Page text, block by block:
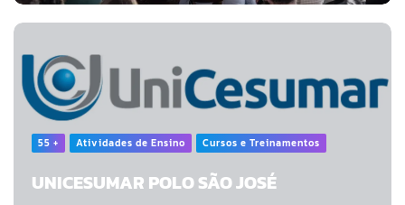
55 + Atividades de Ensino Cursos e Treinamentos
UNICESUMAR POLO SÃO JOSÉ